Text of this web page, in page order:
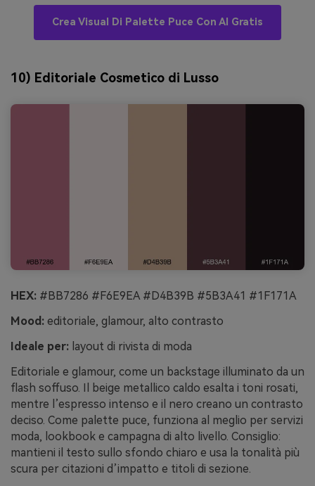
Crea Visual Di Palette Puce Con AI Gratis
10) Editoriale Cosmetico di Lusso
HEX: #BB7286 #F6E9EA #D4B39B #5B3A41 #1F171A
Mood: editoriale, glamour, alto contrasto
Ideale per: layout di rivista di moda
Editoriale e glamour, come un backstage illuminato da un
flash soffuso. Il beige metallico caldo esalta i toni rosati,
mentre l’espresso intenso e il nero creano un contrasto
deciso. Come palette puce, funziona al meglio per servizi
moda, lookbook e campagna di alto livello. Consiglio:
mantieni il testo sullo sfondo chiaro e usa la tonalità più
scura per citazioni d’impatto e titoli di sezione.